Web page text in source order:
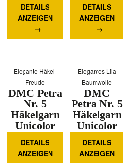
5321 Rot
DETAILS
ANZEIGEN
Mehr
Informationen
Zartrosa
DETAILS
ANZEIGEN
Mehr
Informationen
Elegante Häkel-
Freude
DMC Petra
Nr. 5
Häkelgarn
Unicolor
5700
Dunkelgrün
DETAILS
ANZEIGEN
Mehr
Elegantes Lila
Baumwolle
DMC
Petra Nr. 5
Häkelgarn
Unicolor
53837 Lila
DETAILS
ANZEIGEN
Mehr
Informationen